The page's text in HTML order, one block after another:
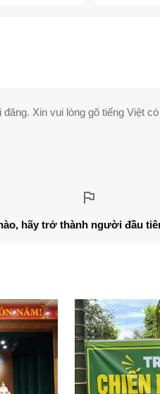
Xin vui lòng gõ tiếng Việt có
hãy trở thành người đầu